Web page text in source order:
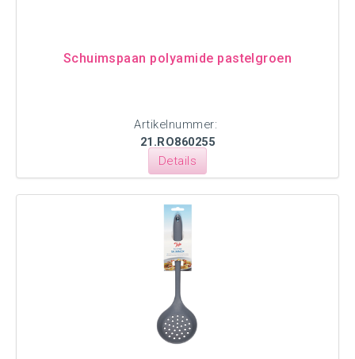
Schuimspaan polyamide pastelgroen
Artikelnummer:
21.RO860255
Details